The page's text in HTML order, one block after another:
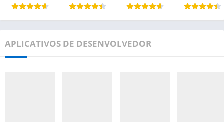
APLICATIVOS DE DESENVOLVEDOR